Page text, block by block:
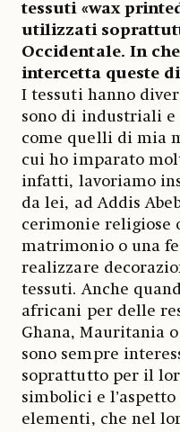
tessuti «wax
utilizzati
Occidentale. In
intercetta queste
I tessuti hanno
sono di industriali
come quelli di mia
cui ho imparato
infatti, lavoriamo
da lei, ad Addis
cerimonie religiose
matrimonio o una
realizzare
tessuti. Anche
africani per delle
Ghana, Mauritania
sono sempre
soprattutto per il
simbolici e
elementi, che nel